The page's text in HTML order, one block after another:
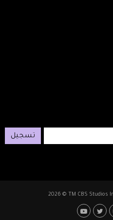
تسجيل
2026 © TM CBS Studios